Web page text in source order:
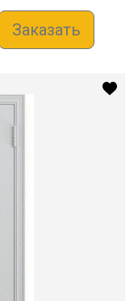
Заказать